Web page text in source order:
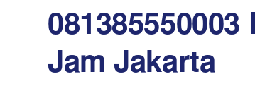
Jam Jakarta